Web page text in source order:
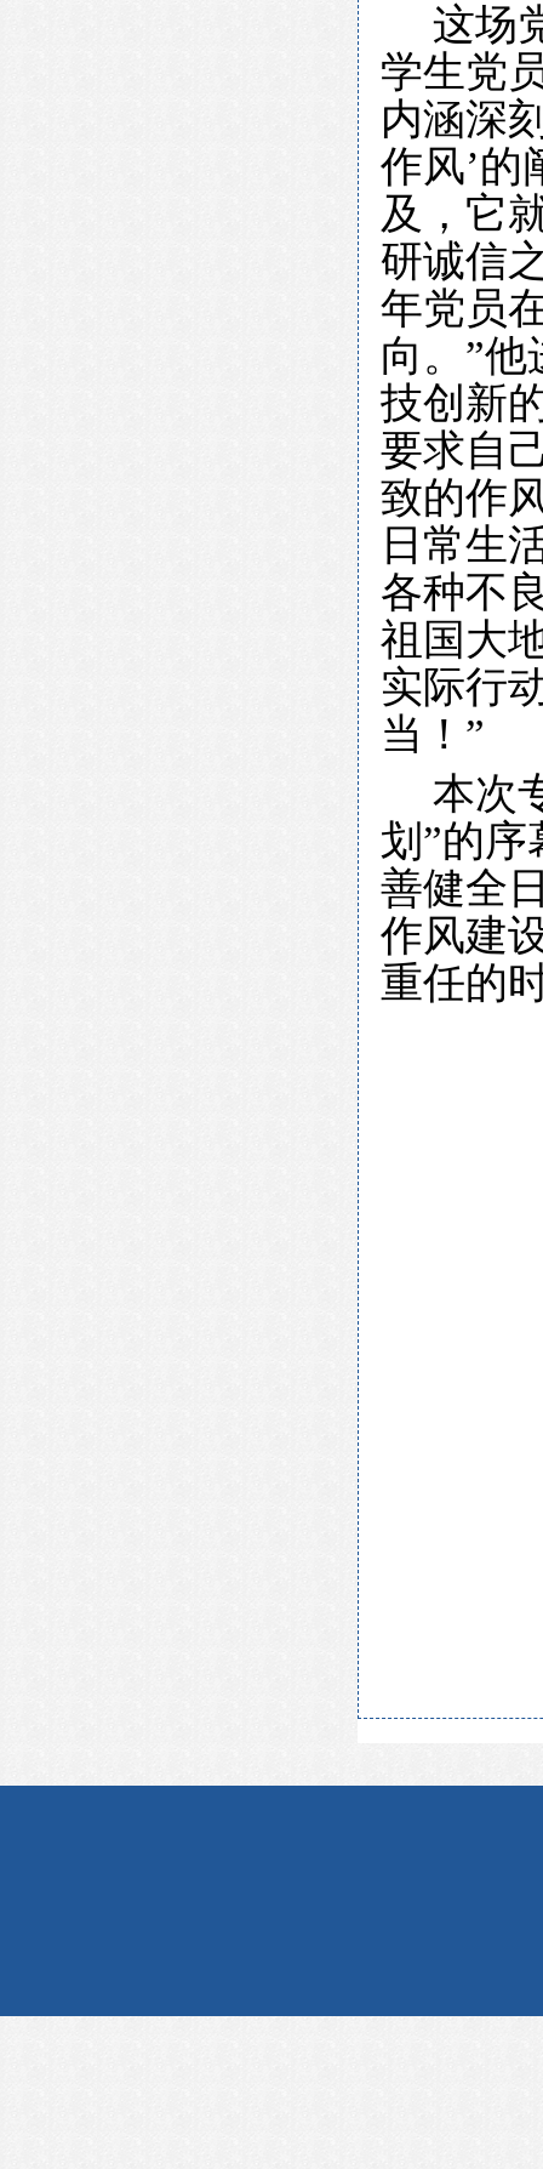
这场
学生党
内涵深
作风’的
及，它
研诚信
年党员
向。”
技创新
要求自
致的作
日常生
各种不
祖国大
实际行
当！”
本次
划”的
善健全
作风建
重任的